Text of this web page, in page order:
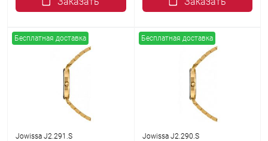
Бесплатная доставка
Jowissa J2.291.S
Бесплатная доставка
Jowissa J2.290.S